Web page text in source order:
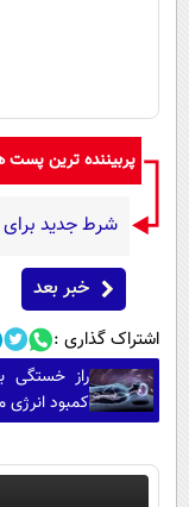
پربیننده ترین
شرط جدید
خبر بعد
اشتراک گذاری :
راز خستگی
کمبود